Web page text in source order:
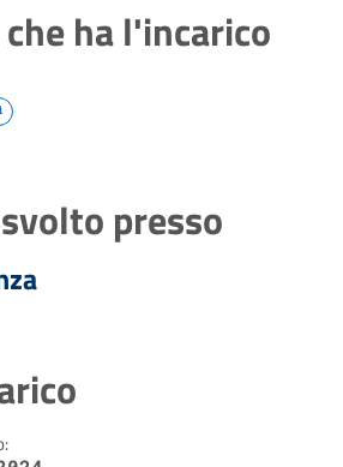
ha l'incarico
presso